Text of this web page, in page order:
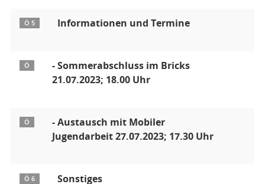
Ö 5 Informationen und Termine
Ö
- Sommerabschluss im Bricks
21.07.2023; 18.00 Uhr
Ö
- Austausch mit Mobiler
Jugendarbeit 27.07.2023; 17.30 Uhr
Ö 6 Sonstiges